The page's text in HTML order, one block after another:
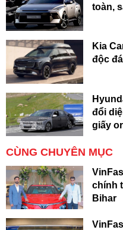
toàn,
Kia
độc
đổi
giấy
CÙNG CHUYÊN MỤC
chính
Bihar